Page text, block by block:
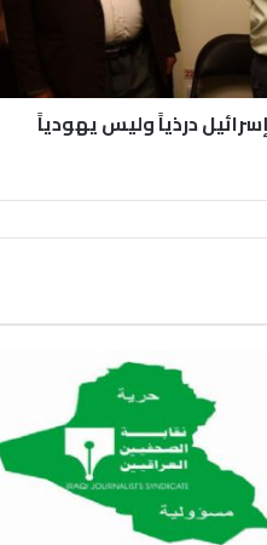
درذياً وليس يهودياً